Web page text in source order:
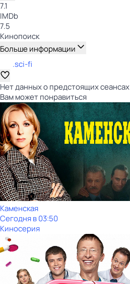
7.1
IMDb
7.5
Кинопоиск
Больше информации
.sci-fi
Нет данных о предстоящих сеансах
Вам может понравиться
Каменская
Сегодня в 03:50
Киносерия